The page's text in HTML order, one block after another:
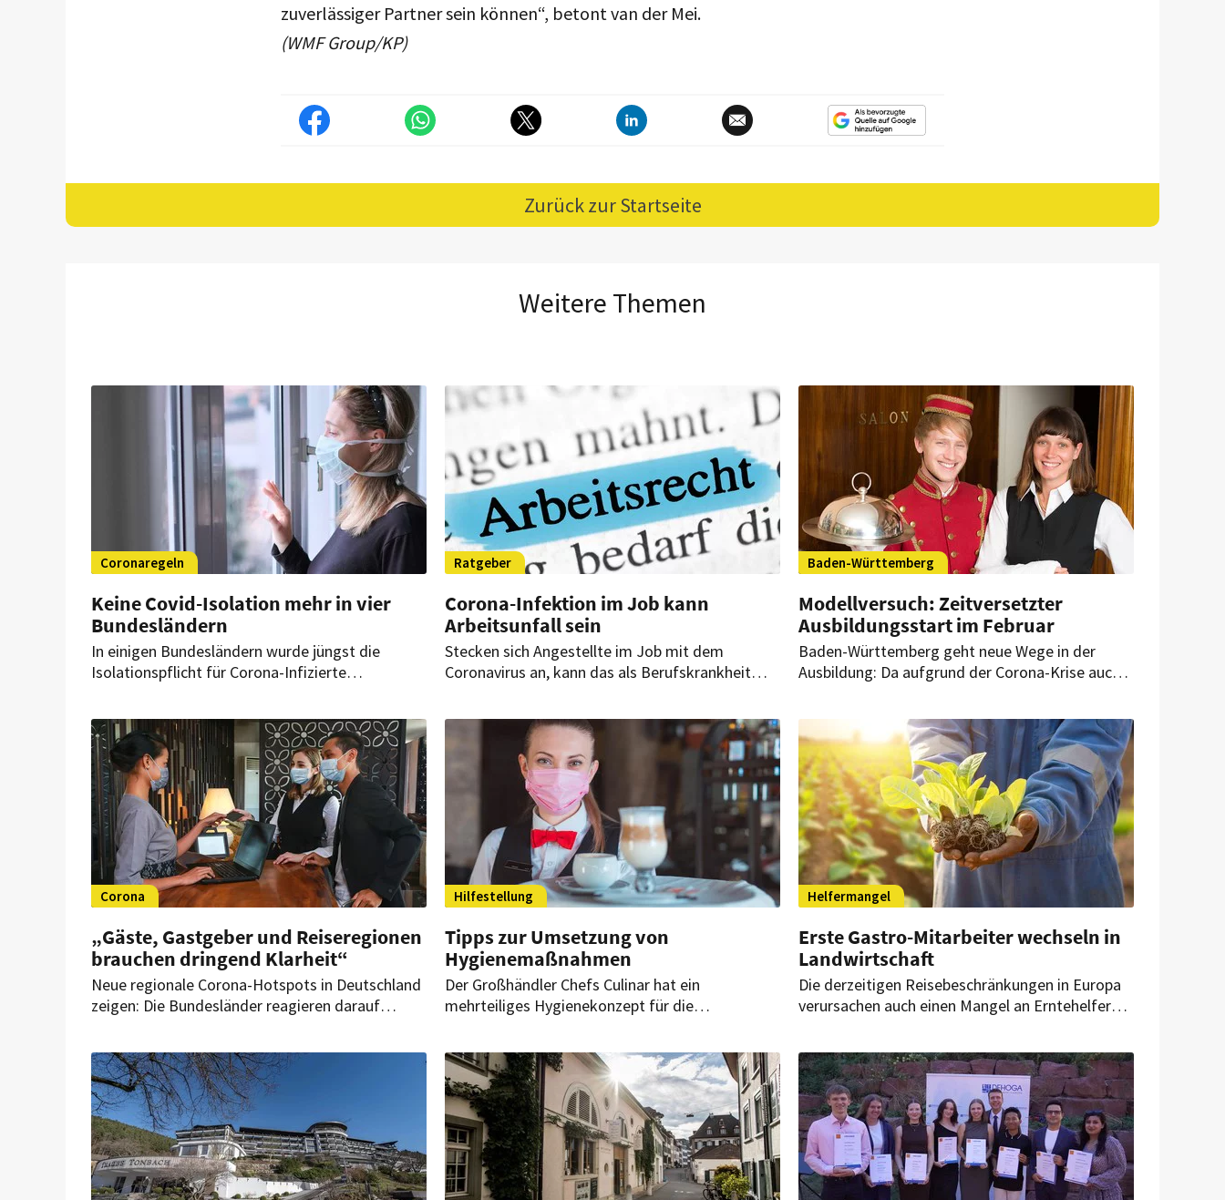
zuverlässiger Partner sein können“, betont van der Mei.
(WMF Group/KP)
Zurück zur Startseite
Weitere Themen
Coronaregeln
Keine Covid-Isolation mehr in vier
Bundesländern
In einigen Bundesländern wurde jüngst die
Isolationspflicht für Corona-Infizierte
weiterhin eingehalten werden. Gibt es
Sonderregeln für das Gastgewerbe?
Ratgeber
Corona-Infektion im Job kann
Arbeitsunfall sein
Stecken sich Angestellte im Job mit dem
Coronavirus an, kann das als Berufskrankheit
Leistungen mit sich. Doch je nach Beruf müssen
zunächst Hürden genommen werden.
Baden-Württemberg
Modellversuch: Zeitversetzter
Ausbildungsstart im Februar
Baden-Württemberg geht neue Wege in der
Ausbildung: Da aufgrund der Corona-Krise auch
stark zurückgegangen sind, will man nun einen
verzögerten Ausbildungsbeginn anbieten.
Corona
„Gäste, Gastgeber und Reiseregionen
brauchen dringend Klarheit“
Neue regionale Corona-Hotspots in Deutschland
zeigen: Die Bundesländer reagieren darauf
stiftet Verwirrung, vor allem bei Urlaubern und
Mitarbeitern aus dem Gastgewerbe.
Hilfestellung
Tipps zur Umsetzung von
Hygienemaßnahmen
Der Großhändler Chefs Culinar hat ein
mehrteiliges Hygienekonzept für die
praktische Checklisten und ein Hygienehandbuch.
Helfermangel
Erste Gastro-Mitarbeiter wechseln in
Landwirtschaft
Die derzeitigen Reisebeschränkungen in Europa
verursachen auch einen Mangel an Erntehelfern.
Gastgewerbe…